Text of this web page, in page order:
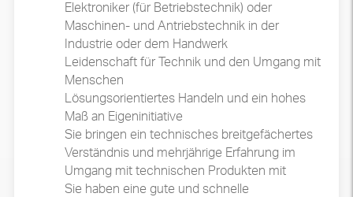
Elektroniker (für Betriebstechnik) oder
Maschinen- und Antriebstechnik in der
Industrie oder dem Handwerk
Leidenschaft für Technik und den Umgang mit
Menschen
Lösungsorientiertes Handeln und ein hohes
Maß an Eigeninitiative
Sie bringen ein technisches breitgefächertes
Verständnis und mehrjährige Erfahrung im
Umgang mit technischen Produkten mit
Sie haben eine gute und schnelle